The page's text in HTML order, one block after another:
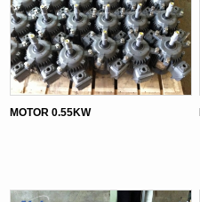
MOTOR 0.55KW